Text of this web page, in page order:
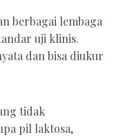
berbagai lembaga
uji klinis.
dan bisa diukur
tidak
pil laktosa,